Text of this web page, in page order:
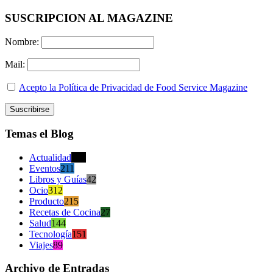
SUSCRIPCION AL MAGAZINE
Nombre:
Mail:
Acepto la Política de Privacidad de Food Service Magazine
Temas el Blog
Actualidad
Eventos211
Libros y Guías42
Ocio312
Producto215
Recetas de Cocina27
Salud144
Tecnología151
Viajes89
Archivo de Entradas